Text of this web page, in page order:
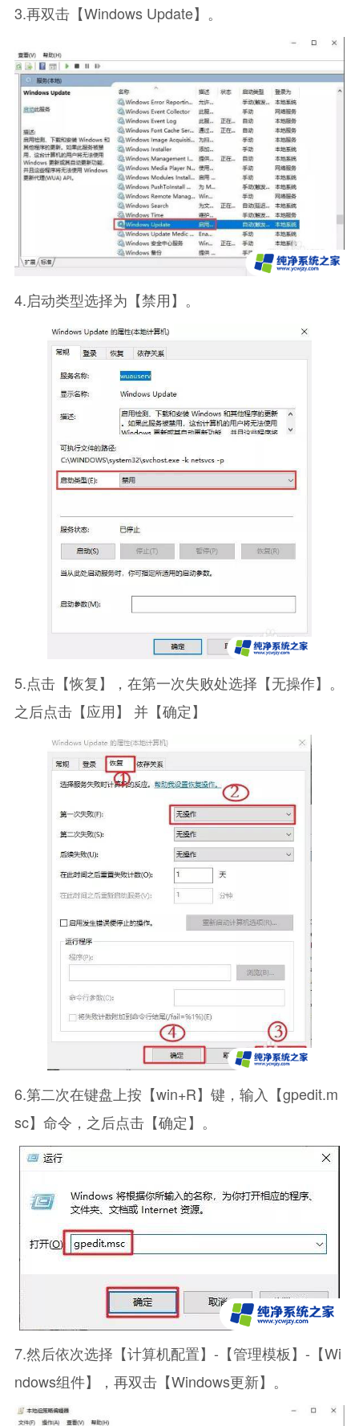
3.再双击【Windows Update】。
4.启动类型选择为【禁用】。
5.点击【恢复】，在第一次失败处选择【无操作】。
之后点击【应用】 并【确定】
6.第二次在键盘上按【win+R】键，输入【gpedit.m
sc】命令，之后点击【确定】。
7.然后依次选择【计算机配置】-【管理模板】-【Wi
ndows组件】，再双击【Windows更新】。